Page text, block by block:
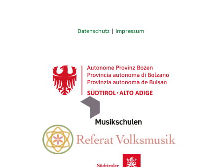
Datenschutz| Impressum